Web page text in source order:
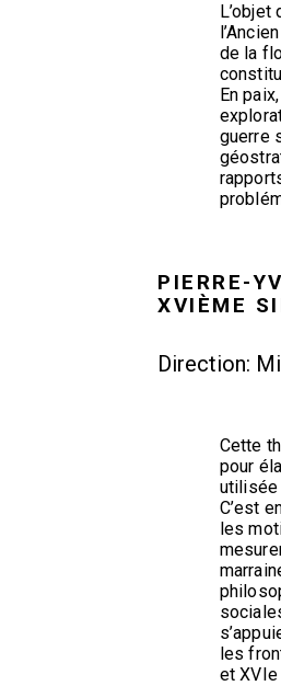
de la
En
guerre
PIERRE-
XVIÈME
Direction:
Cette
pour
utilisée
C’est
les
les
et